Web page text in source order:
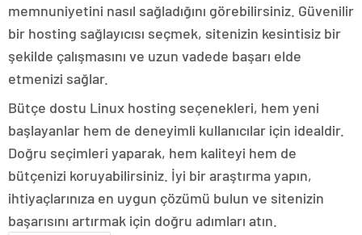
memnuniyetini nasıl sağladığını görebilirsiniz. Güvenilir
bir hosting sağlayıcısı seçmek, sitenizin kesintisiz bir
şekilde çalışmasını ve uzun vadede başarı elde
etmenizi sağlar.
Bütçe dostu Linux hosting seçenekleri, hem yeni
başlayanlar hem de deneyimli kullanıcılar için idealdir.
Doğru seçimleri yaparak, hem kaliteyi hem de
bütçenizi koruyabilirsiniz. İyi bir araştırma yapın,
ihtiyaçlarınıza en uygun çözümü bulun ve sitenizin
başarısını artırmak için doğru adımları atın.